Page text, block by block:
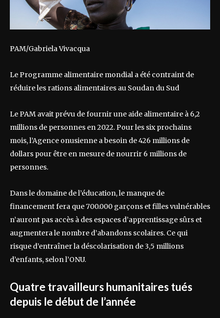
PAM/Gabriela Vivacqua
Le Programme alimentaire mondial a été contraint de
réduire les rations alimentaires au Soudan du Sud
Le PAM avait prévu de fournir une aide alimentaire à 6,2
millions de personnes en 2022. Pour les six prochains
mois, l’Agence onusienne a besoin de 426 millions de
dollars pour être en mesure de nourrir 6 millions de
personnes.
Dans le domaine de l’éducation, le manque de
financement fera que 700.000 garçons et filles vulnérables
n’auront pas accès à des espaces d’apprentissage sûrs et
augmentera le nombre d’abandons scolaires. Ce qui
risque d’entraîner la déscolarisation de 3,5 millions
d’enfants, selon l’ONU.
Quatre travailleurs humanitaires tués
depuis le début de l’année